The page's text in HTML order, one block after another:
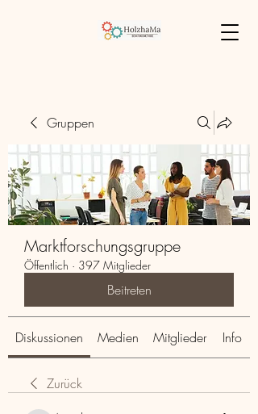
Gruppen
Marktforschungsgruppe
Öffentlich · 397 Mitglieder
Beitreten
Diskussionen Medien Mitglieder Info
Zurück